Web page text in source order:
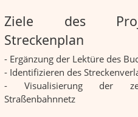
Ziele des
Streckenplan
- Ergänzung der Lektüre des
- Identifizieren des
- Visualisierung der
Straßenbahnnetz